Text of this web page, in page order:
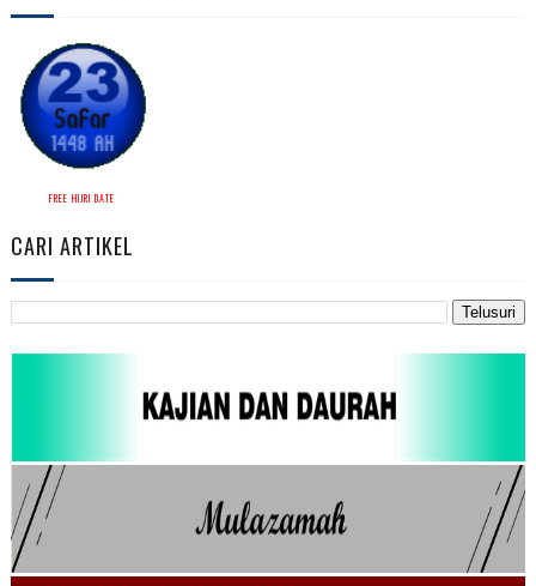
FREE HIJRI DATE
CARI ARTIKEL